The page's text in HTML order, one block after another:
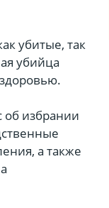
убитые, так
убийца
избрании
а также